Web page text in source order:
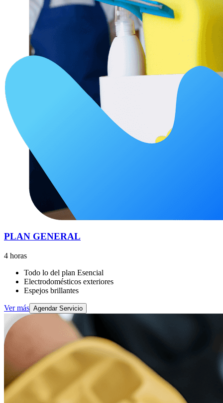
PLAN GENERAL
4 horas
Todo lo del plan Esencial
Electrodomésticos exteriores
Espejos brillantes
Ver más Agendar Servicio